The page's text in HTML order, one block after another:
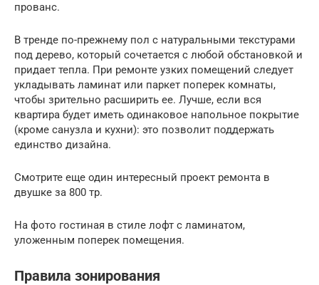
прованс.
В тренде по-прежнему пол с натуральными текстурами
под дерево, который сочетается с любой обстановкой и
придает тепла. При ремонте узких помещений следует
укладывать ламинат или паркет поперек комнаты,
чтобы зрительно расширить ее. Лучше, если вся
квартира будет иметь одинаковое напольное покрытие
(кроме санузла и кухни): это позволит поддержать
единство дизайна.
Смотрите еще один интересный проект ремонта в
двушке за 800 тр.
На фото гостиная в стиле лофт с ламинатом,
уложенным поперек помещения.
Правила зонирования